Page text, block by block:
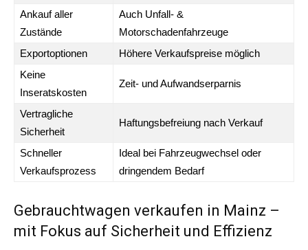
Ankauf aller
Zustände
Auch Unfall- &
Motorschadenfahrzeuge
Exportoptionen
Höhere Verkaufspreise möglich
Keine
Inseratskosten
Zeit- und Aufwandserparnis
Vertragliche
Sicherheit
Haftungsbefreiung nach Verkauf
Schneller
Verkaufsprozess
Ideal bei Fahrzeugwechsel oder
dringendem Bedarf
Gebrauchtwagen verkaufen in Mainz –
mit Fokus auf Sicherheit und Effizienz